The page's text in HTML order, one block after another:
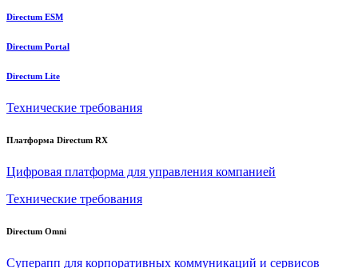
Directum ESM
Directum Portal
Directum Lite
Технические требования
Платформа Directum RX
Цифровая платформа для управления компанией
Технические требования
Directum Omni
Суперапп для корпоративных коммуникаций и сервисов